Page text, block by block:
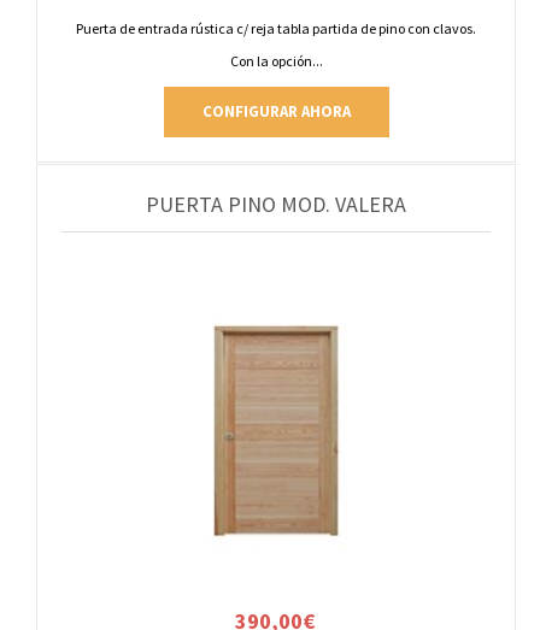
Puerta de entrada rústica c/ reja tabla partida de pino con clavos.
Con la opción...
CONFIGURAR AHORA
PUERTA PINO MOD. VALERA
390,00€